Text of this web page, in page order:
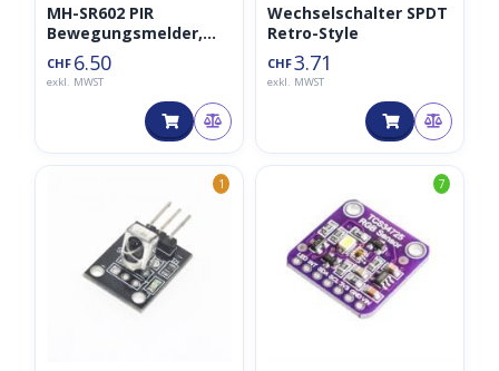
MH-SR602 PIR
Bewegungsmelder,
Bewegunssensor
CHF 6.50
exkl. MWST
Wechselschalter SPDT
Retro-Style
CHF3.71
exkl. MWST
1 7